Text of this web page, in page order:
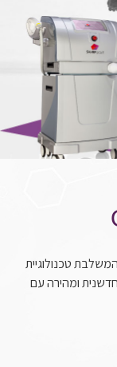
ומהירה עם